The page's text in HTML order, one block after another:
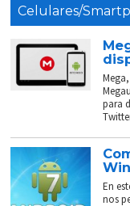
Celulares/
para
En
nos